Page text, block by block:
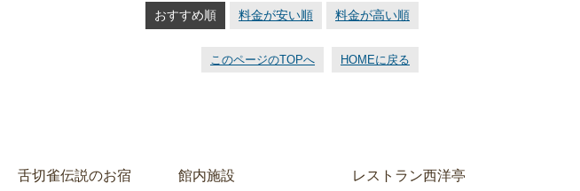
おすすめ順 料金が安い順 料金が高い順
このページのTOPへ HOMEに戻る
舌切雀伝説のお宿 館内施設 レストラン西洋亭